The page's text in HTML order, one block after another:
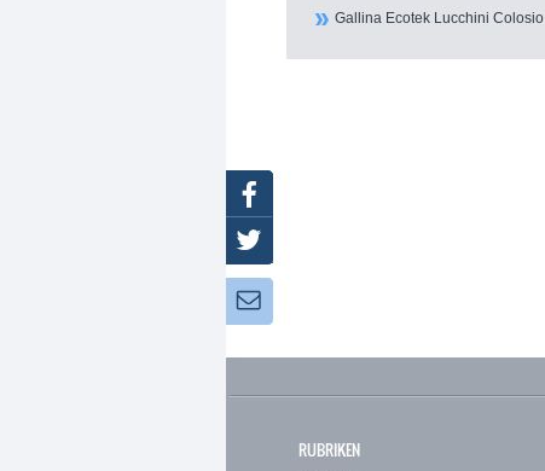
Gallina Ecotek Lucchini Colosio
RUBRIKEN